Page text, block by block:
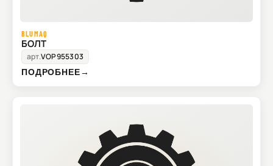
BLUMAQ
БОЛТ
арт.VOP955303
ПОДРОБНЕЕ→